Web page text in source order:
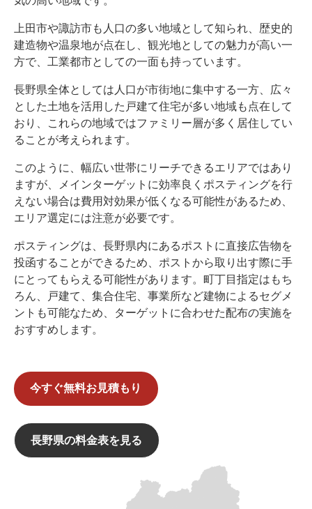
上田市や諏訪市も人口の多い地域として知られ、歴史的
建造物や温泉地が点在し、観光地としての魅力が高い一
方で、工業都市としての一面も持っています。
長野県全体としては人口が市街地に集中する一方、広々
とした土地を活用した戸建て住宅が多い地域も点在して
おり、これらの地域ではファミリー層が多く居住してい
ることが考えられます。
このように、幅広い世帯にリーチできるエリアではあり
ますが、メインターゲットに効率良くポスティングを行
えない場合は費用対効果が低くなる可能性があるため、
エリア選定には注意が必要です。
ポスティングは、長野県内にあるポストに直接広告物を
投函することができるため、ポストから取り出す際に手
にとってもらえる可能性があります。町丁目指定はもち
ろん、戸建て、集合住宅、事業所など建物によるセグメ
ントも可能なため、ターゲットに合わせた配布の実施を
おすすめします。
今すぐ無料お見積もり
長野県の料金表を見る